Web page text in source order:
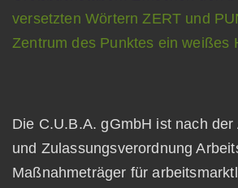
Die C.U.B.A. gGmbH ist nach
und Zulassungsverordnung
Maßnahmeträger für